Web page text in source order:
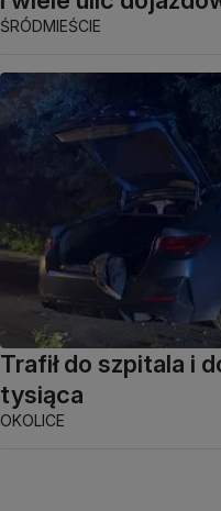
ŚRÓDMIEŚCIE
Trafił do szpitala i
tysiąca
OKOLICE